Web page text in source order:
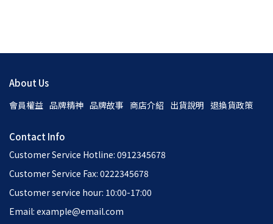
About Us
會員權益 品牌精神 品牌故事 商店介紹 出貨說明 退換貨政策
Contact Info
Customer Service Hotline: 0912345678
Customer Service Fax: 0222345678
Customer service hour: 10:00-17:00
Email: example@email.com